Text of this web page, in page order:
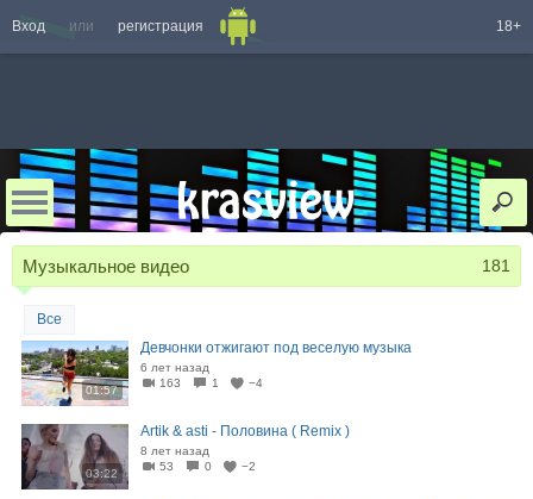
Вход или регистрация 18+
Музыкальное видео 181
Все
01:57
Девчонки отжигают под веселую музыка
6 лет назад
163
1 −4
03:22
Artik & asti - Половина ( Remix )
8 лет назад
53
0 −2